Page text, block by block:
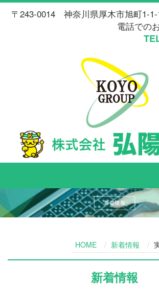
〒243-0014 神奈川県厚木市旭町1-1-
電話での
HOME 新着情報
新着情報